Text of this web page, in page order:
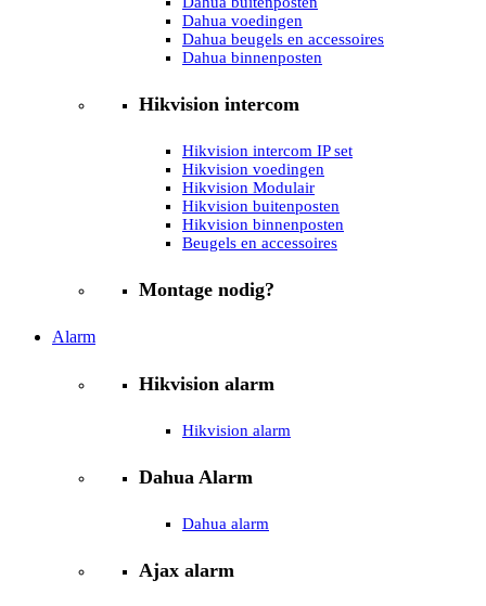
Dahua voedingen
Dahua beugels en accessoires
Dahua binnenposten
Hikvision intercom
Hikvision intercom IP set
Hikvision voedingen
Hikvision Modulair
Hikvision buitenposten
Hikvision binnenposten
Beugels en accessoires
Montage nodig?
Alarm
Hikvision alarm
Hikvision alarm
Dahua Alarm
Dahua alarm
Ajax alarm